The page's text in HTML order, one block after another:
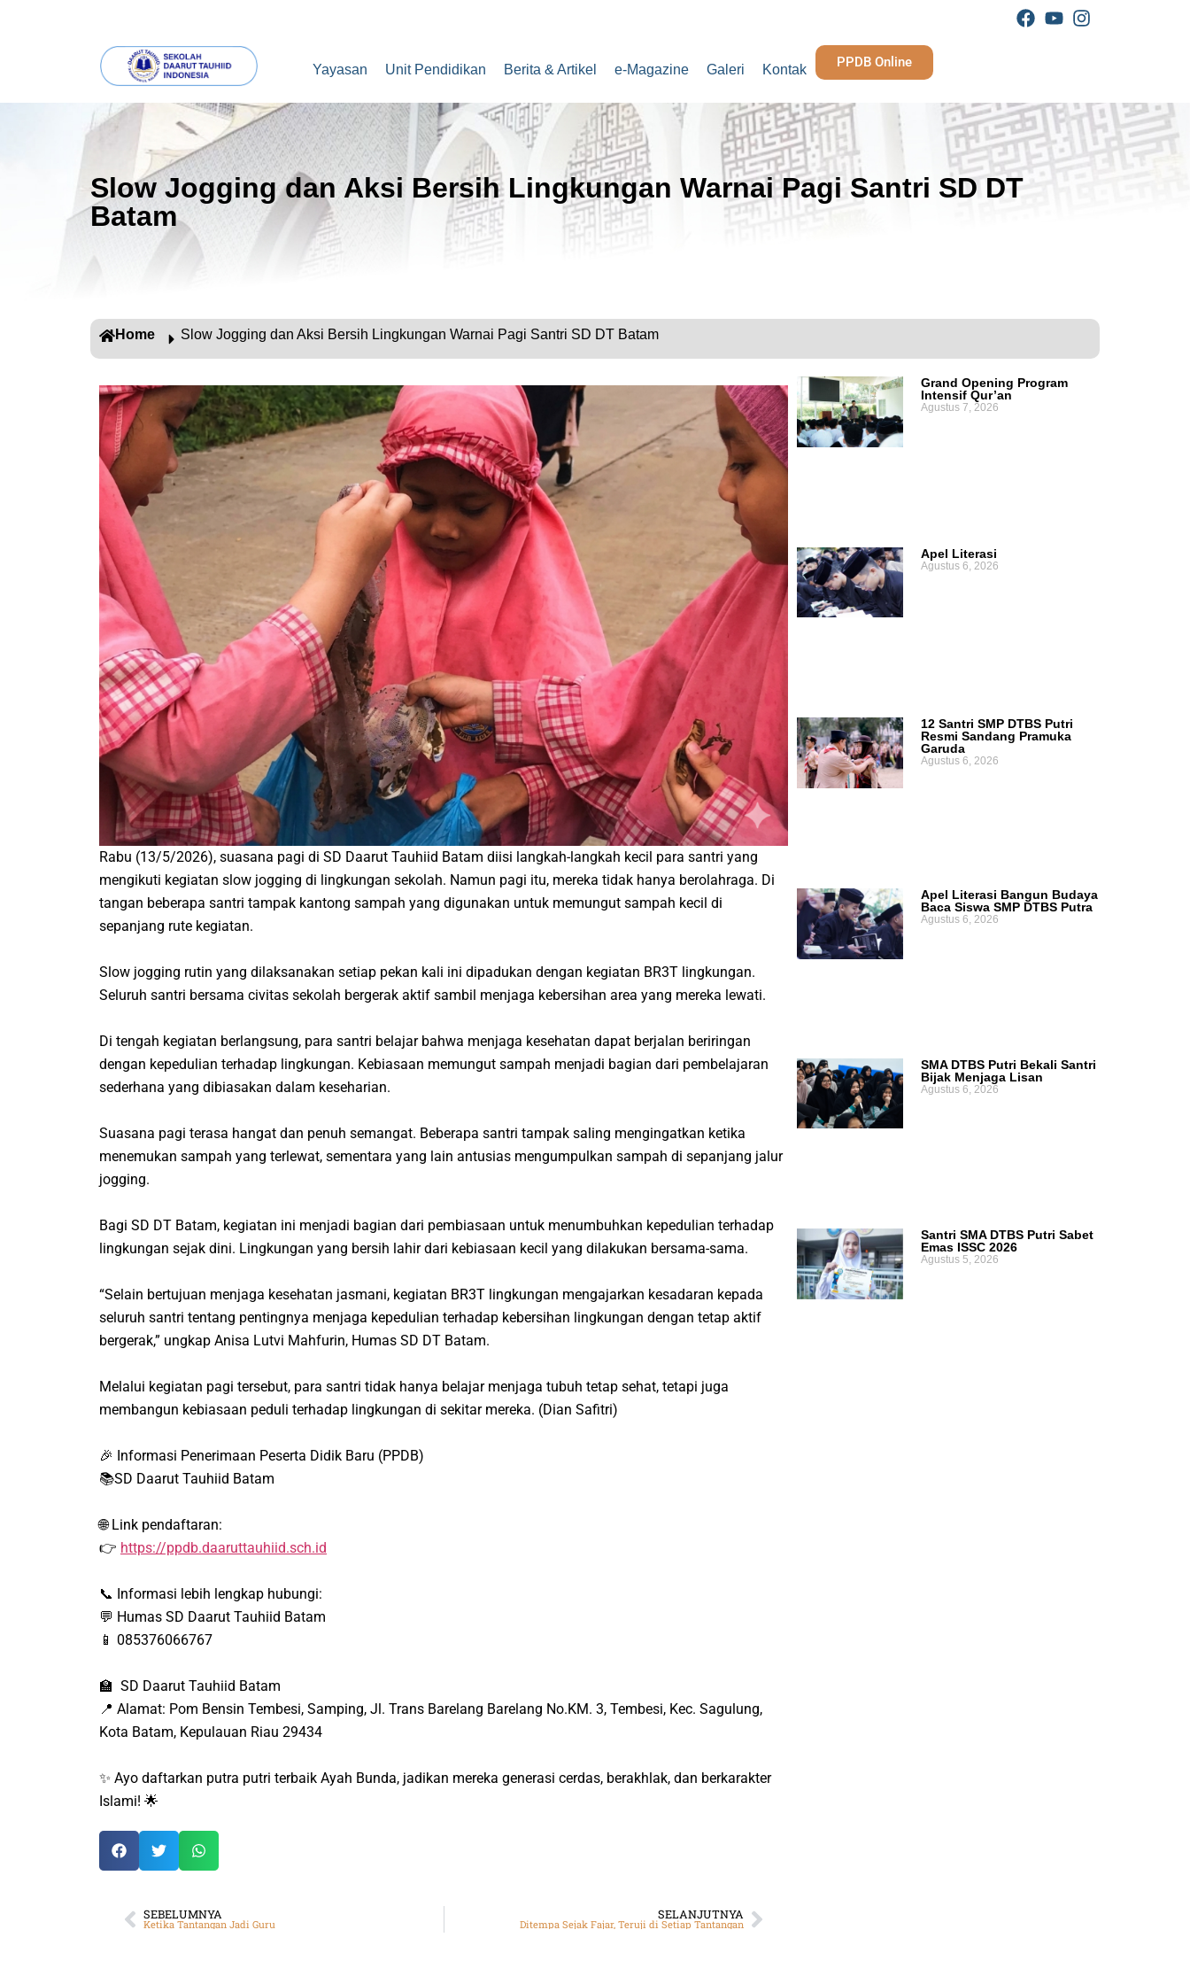
Yayasan Unit Pendidikan Berita & Artikel e-Magazine Galeri Kontak PPDB Online
Slow Jogging dan Aksi Bersih Lingkungan Warnai Pagi Santri SD DT
Batam
Home Slow Jogging dan Aksi Bersih Lingkungan Warnai Pagi Santri SD DT Batam
Rabu (13/5/2026), suasana pagi di SD Daarut Tauhiid Batam diisi langkah-langkah kecil para santri yang
mengikuti kegiatan slow jogging di lingkungan sekolah. Namun pagi itu, mereka tidak hanya berolahraga. Di
tangan beberapa santri tampak kantong sampah yang digunakan untuk memungut sampah kecil di
sepanjang rute kegiatan.
Slow jogging rutin yang dilaksanakan setiap pekan kali ini dipadukan dengan kegiatan BR3T lingkungan.
Seluruh santri bersama civitas sekolah bergerak aktif sambil menjaga kebersihan area yang mereka lewati.
Di tengah kegiatan berlangsung, para santri belajar bahwa menjaga kesehatan dapat berjalan beriringan
dengan kepedulian terhadap lingkungan. Kebiasaan memungut sampah menjadi bagian dari pembelajaran
sederhana yang dibiasakan dalam keseharian.
Suasana pagi terasa hangat dan penuh semangat. Beberapa santri tampak saling mengingatkan ketika
menemukan sampah yang terlewat, sementara yang lain antusias mengumpulkan sampah di sepanjang jalur
jogging.
Bagi SD DT Batam, kegiatan ini menjadi bagian dari pembiasaan untuk menumbuhkan kepedulian terhadap
lingkungan sejak dini. Lingkungan yang bersih lahir dari kebiasaan kecil yang dilakukan bersama-sama.
“Selain bertujuan menjaga kesehatan jasmani, kegiatan BR3T lingkungan mengajarkan kesadaran kepada
seluruh santri tentang pentingnya menjaga kepedulian terhadap kebersihan lingkungan dengan tetap aktif
bergerak,” ungkap Anisa Lutvi Mahfurin, Humas SD DT Batam.
Melalui kegiatan pagi tersebut, para santri tidak hanya belajar menjaga tubuh tetap sehat, tetapi juga
membangun kebiasaan peduli terhadap lingkungan di sekitar mereka. (Dian Safitri)
🎉 Informasi Penerimaan Peserta Didik Baru (PPDB)
📚SD Daarut Tauhiid Batam
🌐 Link pendaftaran:
👉 https://ppdb.daaruttauhiid.sch.id
📞 Informasi lebih lengkap hubungi:
💬 Humas SD Daarut Tauhiid Batam
📱 085376066767
🏫 SD Daarut Tauhiid Batam
📍 Alamat: Pom Bensin Tembesi, Samping, Jl. Trans Barelang Barelang No.KM. 3, Tembesi, Kec. Sagulung,
Kota Batam, Kepulauan Riau 29434
✨ Ayo daftarkan putra putri terbaik Ayah Bunda, jadikan mereka generasi cerdas, berakhlak, dan berkarakter
Islami! 🌟
SEBELUMNYA
Ketika Tantangan Jadi Guru
SELANJUTNYA
Ditempa Sejak Fajar, Teruji di Setiap Tantangan
Grand Opening Program
Intensif Qur’an
Agustus 7, 2026
Apel Literasi
Agustus 6, 2026
12 Santri SMP DTBS Putri
Resmi Sandang Pramuka
Garuda
Agustus 6, 2026
Apel Literasi Bangun Budaya
Baca Siswa SMP DTBS Putra
Agustus 6, 2026
SMA DTBS Putri Bekali Santri
Bijak Menjaga Lisan
Agustus 6, 2026
Santri SMA DTBS Putri Sabet
Emas ISSC 2026
Agustus 5, 2026